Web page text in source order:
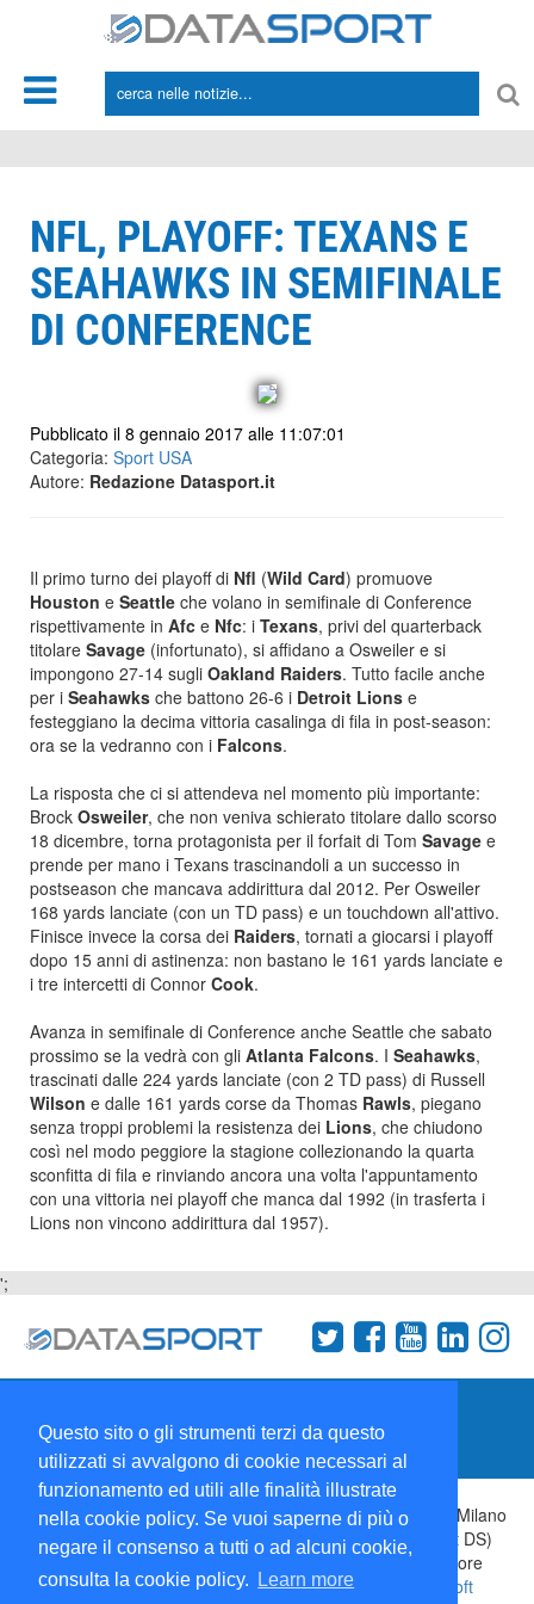
Questo sito o gli strumenti terzi da questo
utilizzati si avvalgono di cookie necessari al
funzionamento ed utili alle finalità illustrate
nella cookie policy. Se vuoi saperne di più o
negare il consenso a tutti o ad alcuni cookie,
consulta la cookie policy.
Learn more
NFL, PLAYOFF: TEXANS E
SEAHAWKS IN SEMIFINALE
DI CONFERENCE
Pubblicato il 8 gennaio 2017 alle 11:07:01
Categoria: Sport USA
Autore: Redazione Datasport.it
Il primo turno dei playoff di Nfl (Wild Card) promuove
Houston e Seattle che volano in semifinale di Conference
rispettivamente in Afc e Nfc: i Texans, privi del quarterback
titolare Savage (infortunato), si affidano a Osweiler e si
impongono 27-14 sugli Oakland Raiders. Tutto facile anche
per i Seahawks che battono 26-6 i Detroit Lions e
festeggiano la decima vittoria casalinga di fila in post-season:
ora se la vedranno con i Falcons.
La risposta che ci si attendeva nel momento più importante:
Brock Osweiler, che non veniva schierato titolare dallo scorso
18 dicembre, torna protagonista per il forfait di Tom Savage e
prende per mano i Texans trascinandoli a un successo in
postseason che mancava addirittura dal 2012. Per Osweiler
168 yards lanciate (con un TD pass) e un touchdown all'attivo.
Finisce invece la corsa dei Raiders, tornati a giocarsi i playoff
dopo 15 anni di astinenza: non bastano le 161 yards lanciate e
i tre intercetti di Connor Cook.
Avanza in semifinale di Conference anche Seattle che sabato
prossimo se la vedrà con gli Atlanta Falcons. I Seahawks,
trascinati dalle 224 yards lanciate (con 2 TD pass) di Russell
Wilson e dalle 161 yards corse da Thomas Rawls, piegano
senza troppi problemi la resistenza dei Lions, che chiudono
così nel modo peggiore la stagione collezionando la quarta
sconfitta di fila e rinviando ancora una volta l'appuntamento
con una vittoria nei playoff che manca dal 1992 (in trasferta i
Lions non vincono addirittura dal 1957).
';
Collabora con noi
Copyright 1995-2026 © Wise Srl Via Palmanova 8 20132 Milano
Italia - P. IVA 09072090963 | ISSN: 2499-2925 (DataSport DS)
Informazioni e richieste di pubblicità:
| Direttore
Responsabile:Sergio Angelo Chiesa| Developed By:
P-Soft